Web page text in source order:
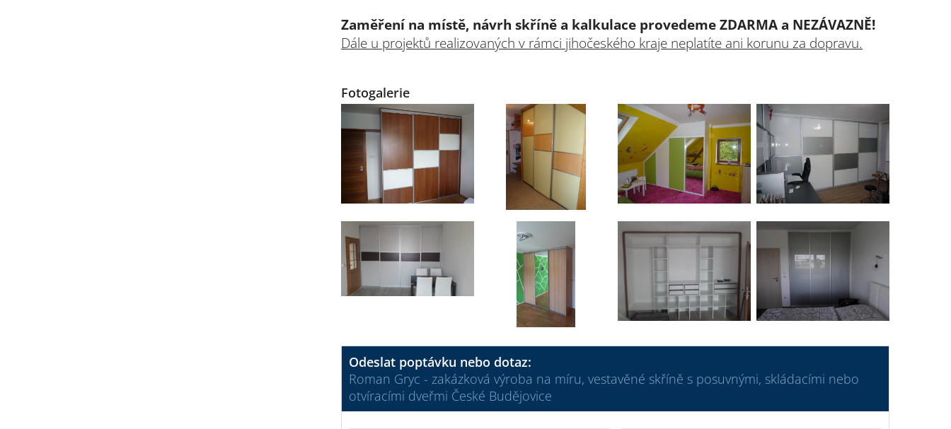
Zaměření na místě, návrh skříně a kalkulace provedeme ZDARMA a NEZÁVAZNĚ!
Dále u projektů realizovaných v rámci jihočeského kraje neplatíte ani korunu za dopravu.
Fotogalerie
Odeslat poptávku nebo dotaz:
Roman Gryc - zakázková výroba na míru, vestavěné skříně s posuvnými, skládacími nebo
otvíracími dveřmi České Budějovice